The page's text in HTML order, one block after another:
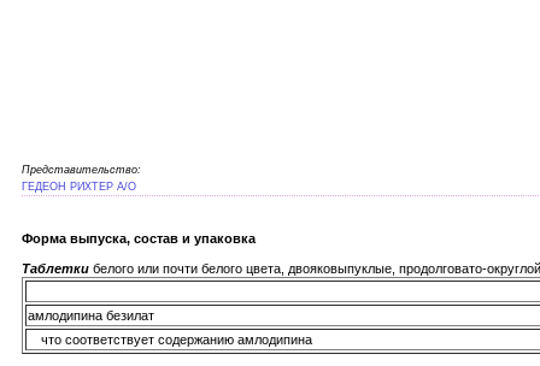
Представительство:
ГЕДЕОН РИХТЕР А/О
Форма выпуска, состав и упаковка
Таблетки белого или почти белого цвета, двояковыпуклые, продолговато-
амлодипина безилат
что соответствует содержанию амлодипина